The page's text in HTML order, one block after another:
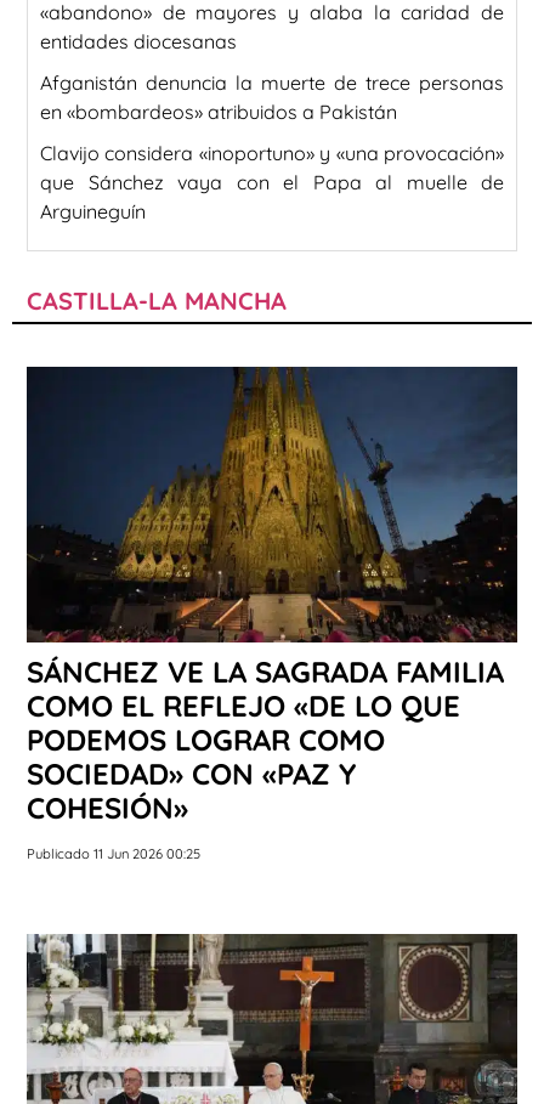
«abandono» de mayores y alaba la caridad de
entidades diocesanas
Afganistán denuncia la muerte de trece personas
en «bombardeos» atribuidos a Pakistán
Clavijo considera «inoportuno» y «una provocación»
que Sánchez vaya con el Papa al muelle de
Arguineguín
CASTILLA-LA MANCHA
SÁNCHEZ VE LA SAGRADA FAMILIA
COMO EL REFLEJO «DE LO QUE
PODEMOS LOGRAR COMO
SOCIEDAD» CON «PAZ Y
COHESIÓN»
Publicado 11 Jun 2026 00:25